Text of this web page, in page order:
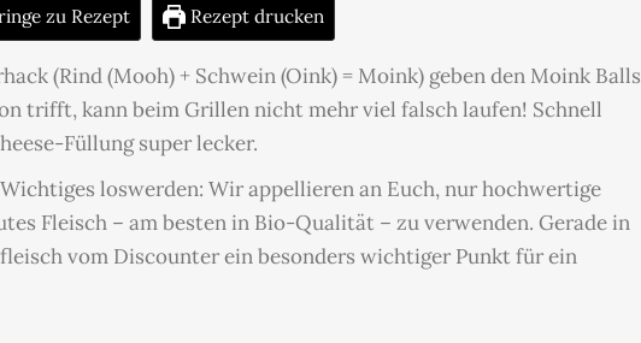
zu Rezept Rezept drucken
(Rind (Mooh) + Schwein (Oink) = Moink) geben den Moink Balls
trifft, kann beim Grillen nicht mehr viel falsch laufen! Schnell
Füllung super lecker.
loswerden: Wir appellieren an Euch, nur hochwertige
Fleisch – am besten in Bio-Qualität – zu verwenden. Gerade in
vom Discounter ein besonders wichtiger Punkt für ein